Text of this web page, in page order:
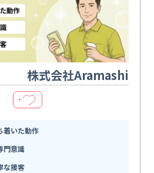
株式会社Aramashi
＋
着いた動作
門意識
な接客